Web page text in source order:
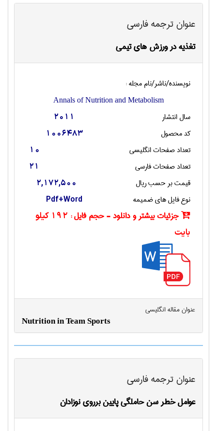
عنوان ترجمه فارسی
تغذیه در ورزش های تیمی
نویسنده/ناشر/نام مجله :
Annals of Nutrition and Metabolism
سال انتشار 2011
کد محصول 1006483
تعداد صفحات انگليسی 10
تعداد صفحات فارسی 21
قیمت بر حسب ریال 2,172,500
نوع فایل های ضمیمه Pdf+Word
جزئیات بیشتر و دانلود - حجم فایل :
192 کیلو
بایت
عنوان مقاله انگليسی
Nutrition in Team Sports
عنوان ترجمه فارسی
عوامل خطر سن حاملگی پایین برروی نوزادان